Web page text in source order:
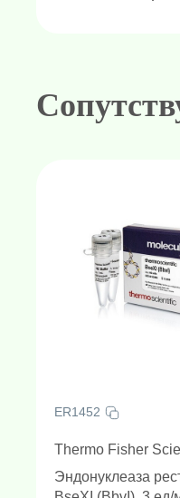
ER1452
Thermo Fisher
Эндонуклеаза